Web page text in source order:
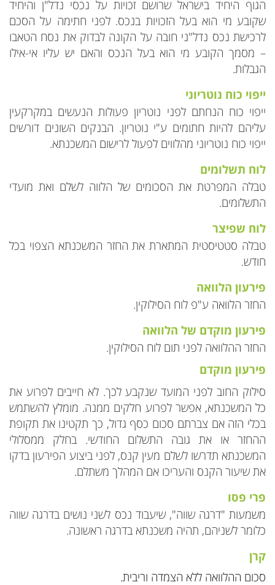
הגוף היחיד בישראל שרושם זכויות על נכסי נדל"ן והיחיד
שקובע מי הוא בעל הזכויות בנכס. לפני חתימה על הסכם
לרכישת נכס נדל"ני חובה על הקונה לבדוק את נסח הטאבו
– מסמך הקובע מי הוא בעל הנכס והאם יש עליו אי-אילו
הגבלות.
ייפוי כוח נוטריוני
ייפוי כוח הנחתם לפני נוטריון פעולות הנעשים במקרקעין
עליהם להיות חתומים ע"י נוטריון. הבנקים השונים דורשים
ייפוי כוח נוטריוני מהלווים לפעול לרישום המשכנתא.
לוח תשלומים
טבלה המפרטת את הסכומים של הלווה לשלם ואת מועדי
התשלומים.
לוח שפיצר
טבלה סטטיסטית המתארת את החזר המשכנתא הצפוי בכל
חודש.
פירעון הלוואה
החזר הלוואה ע"פ לוח הסילוקין.
פירעון מוקדם של הלוואה
החזר ההלוואה לפני תום לוח הסילוקין.
פירעון מוקדם
סילוק החוב לפני המועד שנקבע לכך. לא חייבים לפרוע את
כל המשכנתא, אפשר לפרוע חלקים ממנה. מומלץ להשתמש
בכלי הזה אם צברתם סכום כסף גדול, כך תקטינו את תקופת
ההחזר או את גובה התשלום החודשי. בחלק ממסלולי
המשכנתא תדרשו לשלם מעין קנס, לפני ביצוע הפירעון בדקו
את שיעור הקנס והעריכו אם המהלך משתלם.
פרי פסו
משמעות "דרגה שווה", שיעבוד נכס לשני נושים בדרגה שווה
כלומר לשניהם, תהיה משכנתא בדרגה ראשונה.
קרן
סכום ההלוואה ללא הצמדה וריבית.